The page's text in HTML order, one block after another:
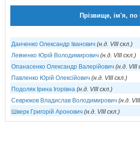
Прізвище, ім'я, по
Данченко Олександр Іванович (н.д. VIII скл.)
Левченко Юрій Володимирович (н.д. VIII скл.)
Опанасенко Олександр Валерійович (н.д. VIII
Павленко Юрій Олексійович (н.д. VIII скл.)
Подоляк Ірина Ігорівна (н.д. VIII скл.)
Севрюков Владислав Володимирович (н.д.
Шверк Григорій Аронович (н.д. VIII скл.)